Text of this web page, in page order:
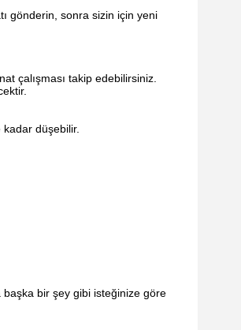
gönderin, sonra sizin için yeni
çalışması takip edebilirsiniz.
düşebilir.
bir şey gibi isteğinize göre